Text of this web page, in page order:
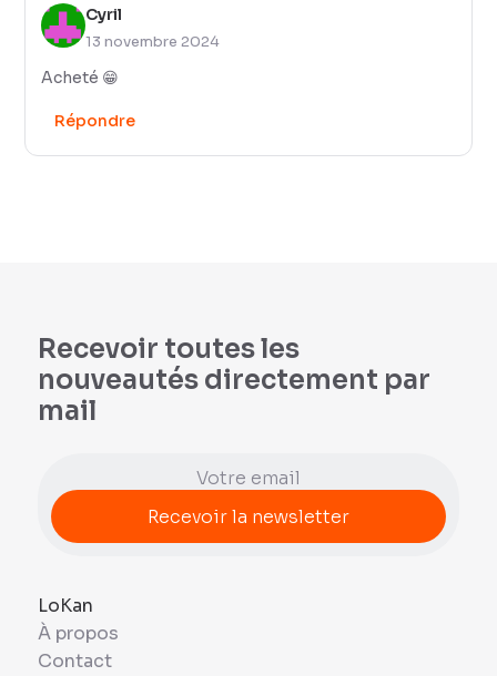
Cyril
13 novembre 2024
Acheté 😁
Répondre
Recevoir toutes les
nouveautés directement par
mail
LoKan
À propos
Contact